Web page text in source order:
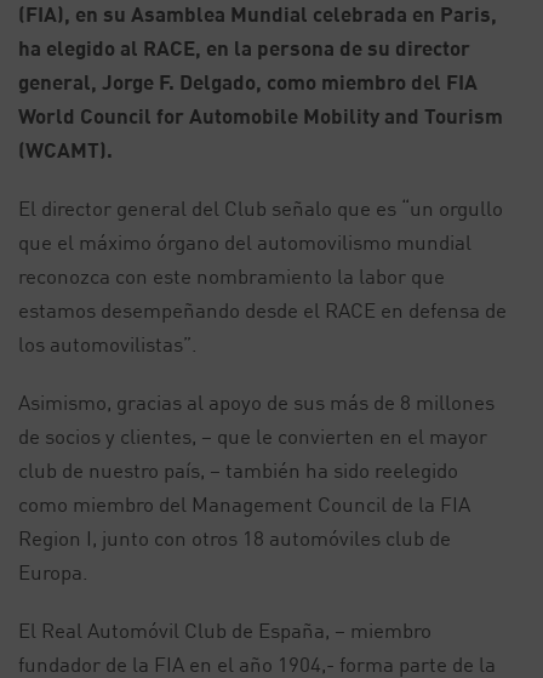
(FIA), en su Asamblea Mundial celebrada en Paris,
ha elegido al RACE, en la persona de su director
general, Jorge F. Delgado, como miembro del FIA
World Council for Automobile Mobility and Tourism
(WCAMT).
El director general del Club señalo que es “un orgullo
que el máximo órgano del automovilismo mundial
reconozca con este nombramiento la labor que
estamos desempeñando desde el RACE en defensa de
los automovilistas”.
Asimismo, gracias al apoyo de sus más de 8 millones
de socios y clientes, – que le convierten en el mayor
club de nuestro país, – también ha sido reelegido
como miembro del Management Council de la FIA
Region I, junto con otros 18 automóviles club de
Europa.
El Real Automóvil Club de España, – miembro
fundador de la FIA en el año 1904,- forma parte de la